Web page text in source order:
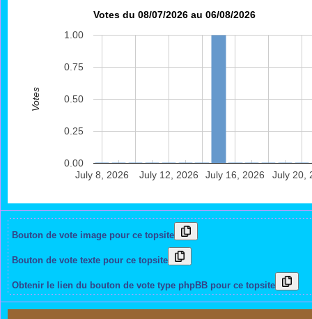
Votes du 08/07/2026 au 06/08/2026
July 8, 2026 July 12, 2026 July 16, 2026 July 20,
0.00
0.25
0.50
0.75
1.00
Votes
Bouton de vote image pour ce topsite
Bouton de vote texte pour ce topsite
Obtenir le lien du bouton de vote type phpBB pour ce topsite